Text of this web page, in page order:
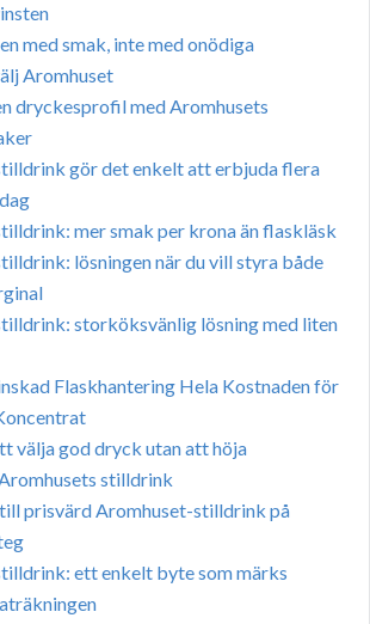
med smak, inte med onödiga
Aromhuset
dryckesprofil med Aromhusets
gör det enkelt att erbjuda flera
mer smak per krona än flaskläsk
lösningen när du vill styra både
storköksvänlig lösning med liten
Flaskhantering Hela Kostnaden för
välja god dryck utan att höja
stilldrink
prisvärd Aromhuset-stilldrink på
ett enkelt byte som märks